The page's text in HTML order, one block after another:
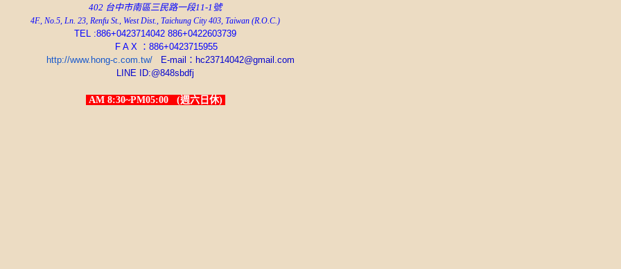
402 台中市南區三民路一段11-1號
4F., No.5, Ln. 23, Renfu St., West Dist., Taichung City 403, Taiwan (R.O.C.)
TEL :886+0423714042 886+0422603739
F A X ：886+0423715955
http://www.hong-c.com.tw/
E-mail：hc23714042@gmail.com
LINE ID:@848sbdfj
AM 8:30~PM05:00 (週六日休)